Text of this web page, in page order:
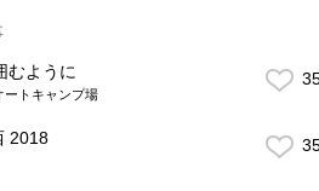
むように
ートキャンプ場
2018